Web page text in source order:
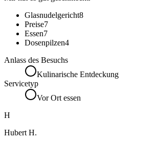
Glasnudelgericht8
Preise7
Essen7
Dosenpilzen4
Anlass des Besuchs
Kulinarische Entdeckung
Servicetyp
Vor Ort essen
H
Hubert H.